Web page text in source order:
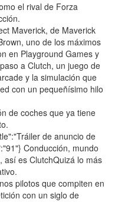
el rival de Forza
Maverick, de Maverick
uno de los máximos
en Playground Games y
a Clutch, un juego de
y la simulación que
con un pequeñísimo hilo
de coches que ya tiene
de anuncio de
Conducción, mundo
así es ClutchQuizá lo más
pilotos que compiten en
con un siglo de